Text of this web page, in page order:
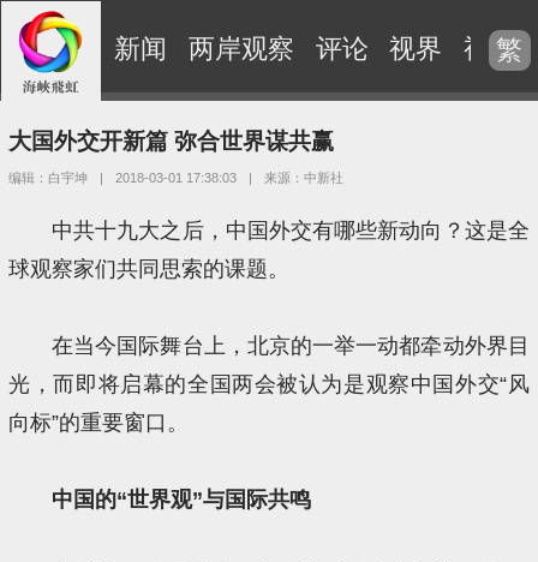
新闻 两岸观察 评论 视界 视频
繁
大国外交开新篇 弥合世界谋共赢
编辑：白宇坤 | 2018-03-01 17:38:03 | 来源：中新社
中共十九大之后，中国外交有哪些新动向？这是全
球观察家们共同思索的课题。
在当今国际舞台上，北京的一举一动都牵动外界目
光，而即将启幕的全国两会被认为是观察中国外交“风
向标”的重要窗口。
中国的“世界观”与国际共鸣